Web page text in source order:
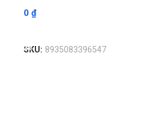
0 ₫
SKU: 8935083396547